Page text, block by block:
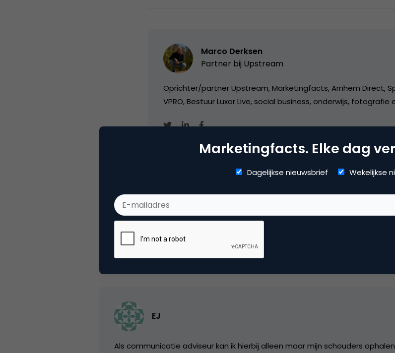
Marco Derksen
Partner bij Upstream
Oprichter/partner Upstream, Marketingfacts, Arnhem Direct,
VPRO, Bestuur Luxor Live, social business, onderwijs, fotografie
1 Reactie
EJ
Als communicatie adviseur kan ik hierbij alleen maar mijn schouders
Marketingfacts. Elke dag
Dagelijkse nieuwsbrief Wekelijkse